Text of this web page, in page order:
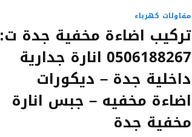
مقاولات كهرباء
تركيب اضاءة مخفية جدة ت:
0506188267 انارة جدارية
داخلية جدة – ديكورات
اضاءة مخفيه – جبس انارة
مخفية جدة